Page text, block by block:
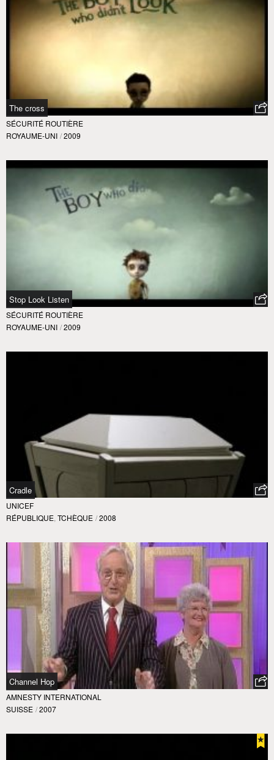
The cross
SÉCURITÉ ROUTIÈRE
ROYAUME-UNI / 2009
Stop Look Listen
SÉCURITÉ ROUTIÈRE
ROYAUME-UNI / 2009
Cradle
UNICEF
RÉPUBLIQUE, TCHÈQUE / 2008
Channel Hop
AMNESTY INTERNATIONAL
SUISSE / 2007